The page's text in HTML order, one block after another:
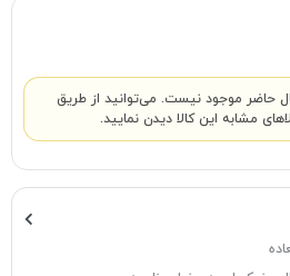
حاضر موجود نیست. می‌توانید از طریق
مشابه این کالا دیدن نمایید.